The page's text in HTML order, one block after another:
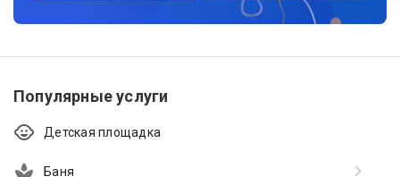
Популярные услуги
Детская площадка
Баня